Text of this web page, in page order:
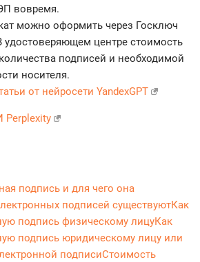
вовремя.
можно оформить через Госключ
центре стоимость
подписей и необходимой
носителя.
от нейросети YandexGPT
Perplexity
подпись и для чего она
подписей существуютКак
подпись физическому лицуКак
подпись юридическому лицу или
подписиСтоимость